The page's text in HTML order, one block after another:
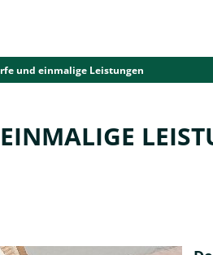
und einmalige Leistungen